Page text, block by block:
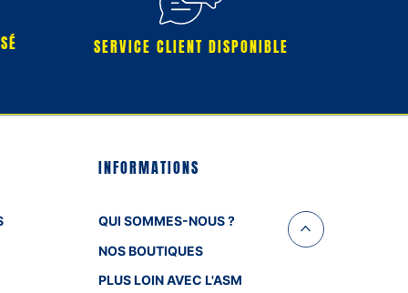
SERVICE CLIENT DISPONIBLE
INFORMATIONS
QUI SOMMES-NOUS ?
NOS BOUTIQUES
PLUS LOIN AVEC L'ASM